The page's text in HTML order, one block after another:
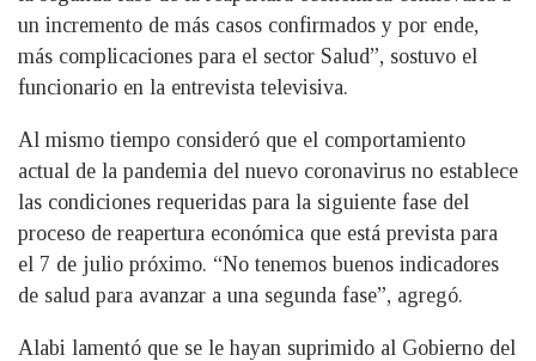
un incremento de más casos confirmados y por ende,
más complicaciones para el sector Salud”, sostuvo el
funcionario en la entrevista televisiva.
Al mismo tiempo consideró que el comportamiento
actual de la pandemia del nuevo coronavirus no establece
las condiciones requeridas para la siguiente fase del
proceso de reapertura económica que está prevista para
el 7 de julio próximo. “No tenemos buenos indicadores
de salud para avanzar a una segunda fase”, agregó.
Alabi lamentó que se le hayan suprimido al Gobierno del